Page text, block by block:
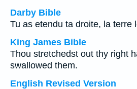
Darby Bible
Tu as etendu ta droite, la terre
King James Bible
Thou stretchedst out thy right
swallowed them.
English Revised Version